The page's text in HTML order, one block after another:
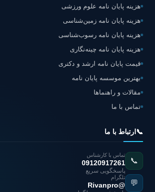
هزینه پایان نامه علوم ورزشی
هزینه پایان نامه زمین‌شناسی
هزینه پایان نامه رسوب‌شناسی
هزینه پایان نامه چینه‌نگاری
قیمت پایان نامه ارشد و دکتری
بهترین موسسه پایان نامه
مقالات و راهنماها
تماس با ما
📞 ارتباط با ما
📞
تماس با کارشناس
09120917261
پاسخگویی سریع
💬
تلگرام
@Rivanpro